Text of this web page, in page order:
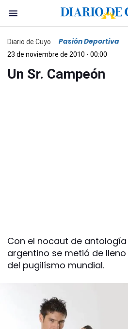
Diario de Cuyo Pasión Deportiva
23 de noviembre de 2010 - 00:00
Un Sr. Campeón
Con el nocaut de
argentino se metió de
del pugilísmo mundial.